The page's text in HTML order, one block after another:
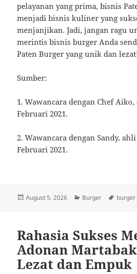
pelayanan yang prima, bisnis
menjadi bisnis kuliner yang
menjanjikan. Jadi, jangan ragu
merintis bisnis burger Anda
Paten Burger yang unik dan
Sumber:
1. Wawancara dengan Chef
Februari 2021.
2. Wawancara dengan Sandy,
Februari 2021.
Posted
August 5, 2026 Categories
Burger Tags
burger
Rahasia Sukses
Adonan
Lezat dan Empuk